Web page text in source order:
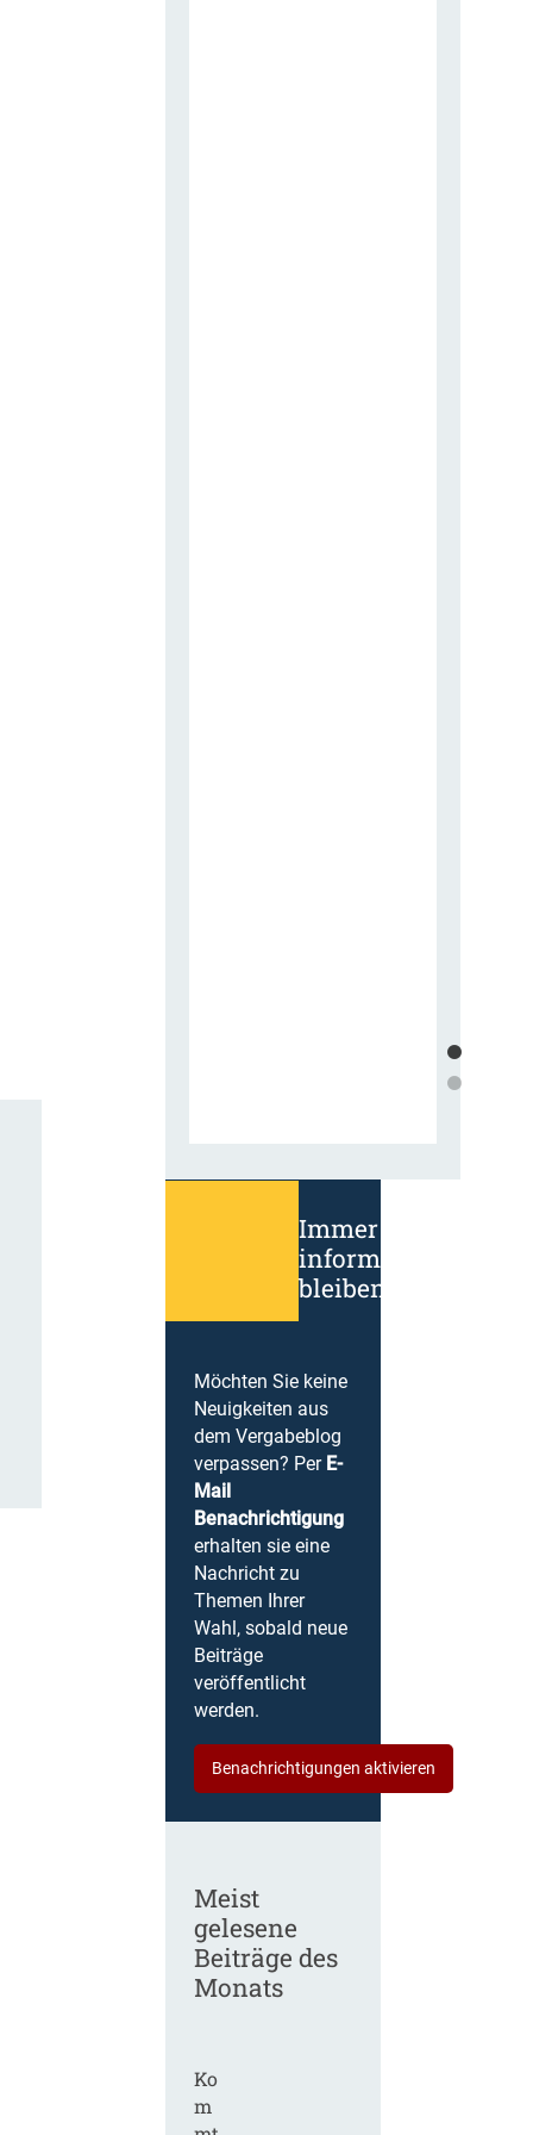
Immer
informiert
bleiben!
Möchten Sie keine
Neuigkeiten aus
dem Vergabeblog
verpassen? Per E-
Mail
Benachrichtigung
erhalten sie eine
Nachricht zu
Themen Ihrer
Wahl, sobald neue
Beiträge
veröffentlicht
werden.
Benachrichtigungen aktivieren
Meist
gelesene
Beiträge des
Monats
Ko
m